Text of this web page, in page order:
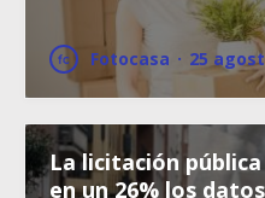
Fotocasa · 25
La licitación
en un 26% los